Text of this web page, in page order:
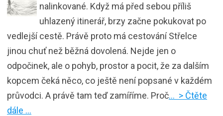
nalinkované. Když má před sebou příliš
uhlazený itinerář, brzy začne pokukovat po
vedlejší cestě. Právě proto má cestování Střelce
jinou chuť než běžná dovolená. Nejde jen o
odpočinek, ale o pohyb, prostor a pocit, že za dalším
kopcem čeká něco, co ještě není popsané v každém
průvodci. A právě tam teď zamíříme. Proč… > Čtěte
dále …